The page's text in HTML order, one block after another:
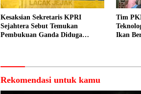
Kesaksian Sekretaris KPRI
Sejahtera Sebut Temukan
Pembukuan Ganda Diduga
Tim
Ikan
Rekomendasi untuk kamu